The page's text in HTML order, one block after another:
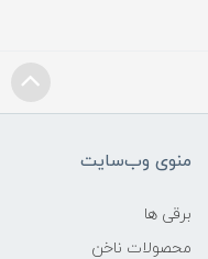
منوی وب‌سایت
برقی ها
محصولات ناخن